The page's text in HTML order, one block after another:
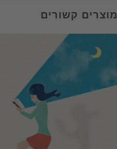
מוצרים קשורים